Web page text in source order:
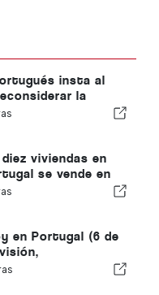
insta al
la
Marruecos para
viviendas en
se vende en
semana
en Portugal (6 de
y qué se puede